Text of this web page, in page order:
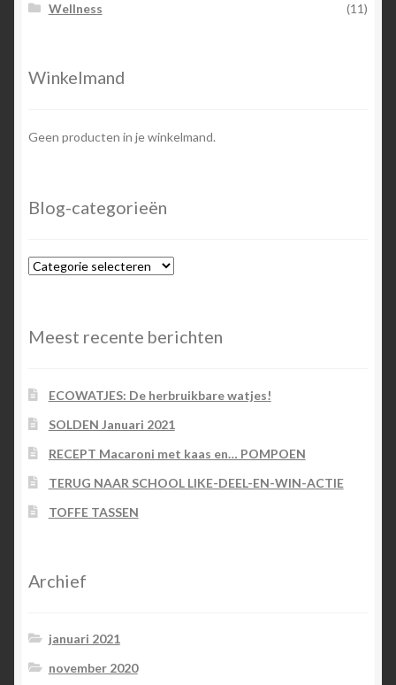
Wellness
(11)
Winkelmand
Geen producten in je winkelmand.
Blog-categorieën
Blog-
Meest recente berichten
ECOWATJES: De herbruikbare watjes!
SOLDEN Januari 2021
RECEPT Macaroni met kaas en… POMPOEN
TERUG NAAR SCHOOL LIKE-DEEL-EN-WIN-ACTIE
TOFFE TASSEN
Archief
januari 2021
november 2020